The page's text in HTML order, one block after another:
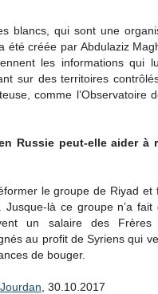
blancs, qui sont une
été créée par Abdulaziz
les informations qui
sur des territoires
comme l’Observatoire
Russie peut-elle aider à
le groupe de Riyad
là ce groupe n’a fait
un salaire des
au profit de Syriens qui
de bouger.
, 30.10.2017